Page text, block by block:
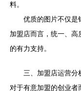
料。
优质的图片不仅是
加盟店而言，统一、
的有力支持。
三、加盟店运营分
对于有意加盟的创业